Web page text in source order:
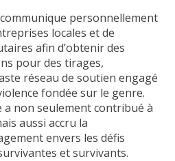
personnellement
locales et de
afin d’obtenir des
pour des tirages,
réseau de soutien engagé
fondée sur le genre.
a non seulement contribué à
aussi accru la
envers les défis
et survivants.